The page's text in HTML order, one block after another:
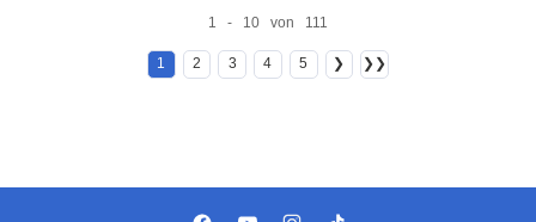
1 - 10 von 111
1 2 3 4 5 ❯ ❯❯